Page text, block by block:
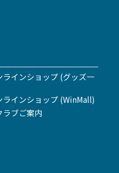
ラインショップ (グッズ一
ラインショップ (WinMall)
ラブご案内